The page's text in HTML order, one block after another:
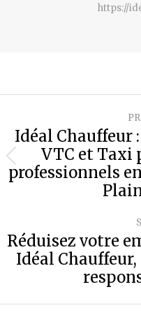
https://
article
Idéal Chauffeur
VTC et Taxi
professionnels
Réduisez votre
Idéal